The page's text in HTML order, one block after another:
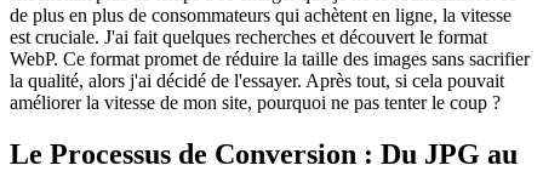
de plus en plus de consommateurs qui achètent en ligne, la vitesse
est cruciale. J'ai fait quelques recherches et découvert le format
WebP. Ce format promet de réduire la taille des images sans sacrifier
la qualité, alors j'ai décidé de l'essayer. Après tout, si cela pouvait
améliorer la vitesse de mon site, pourquoi ne pas tenter le coup ?
Le Processus de Conversion : Du JPG au